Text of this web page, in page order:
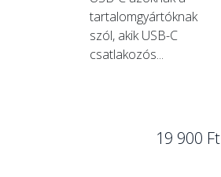
tartalomgyártóknak
szól, akik USB-C
csatlakozós...
19 900 Ft